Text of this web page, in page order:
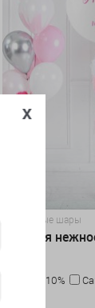
Воздушные шары
Розовая
Карта-10%
x